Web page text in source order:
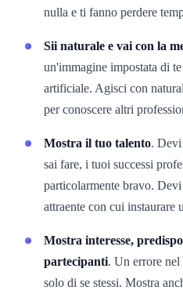
nulla e ti fanno perdere
Sii naturale e vai con la
un'immagine impostata di
artificiale. Agisci con
per conoscere altri
Mostra il tuo talento. Devi
sai fare, i tuoi successi
particolarmente bravo.
attraente con cui instaurare
Mostra interesse,
partecipanti. Un errore
solo di se stessi. Mostra